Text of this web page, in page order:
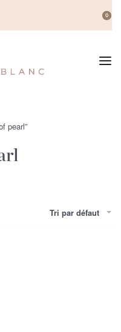
0
pearl”
Tri par défaut